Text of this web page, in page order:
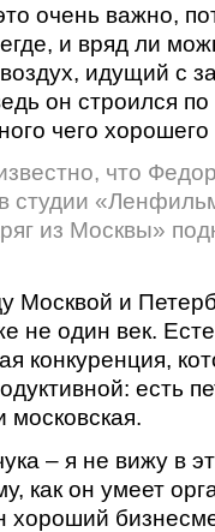
очень важно,
и вряд ли
идущий с
он строился
чего хорошего
что
студии
из Москвы»
Москвой и
не один век.
конкуренция,
есть
московская.
– я не вижу в
как он умеет
хороший